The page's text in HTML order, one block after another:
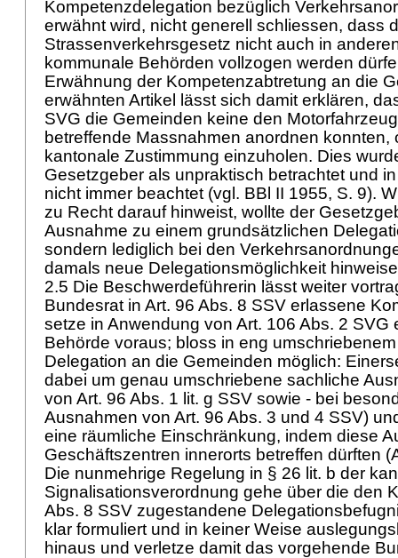
Kompetenzdelegation bezüglich
erwähnt wird, nicht generell schliessen, dass
Strassenverkehrsgesetz nicht auch in
kommunale Behörden vollzogen werden
Erwähnung der Kompetenzabtretung an die
erwähnten Artikel lässt sich damit erklären,
SVG die Gemeinden keine den
betreffende Massnahmen anordnen konnten,
kantonale Zustimmung einzuholen. Dies
Gesetzgeber als unpraktisch betrachtet und
nicht immer beachtet (vgl. BBl II 1955, S. 9).
zu Recht darauf hinweist, wollte der
Ausnahme zu einem grundsätzlichen
sondern lediglich bei den
damals neue Delegationsmöglichkeit
2.5 Die Beschwerdeführerin lässt weiter
Bundesrat in Art. 96 Abs. 8 SSV erlassene
setze in Anwendung von Art. 106 Abs. 2 SVG
Behörde voraus; bloss in eng
Delegation an die Gemeinden möglich:
dabei um genau umschriebene sachliche
von Art. 96 Abs. 1 lit. g SSV sowie - bei
Ausnahmen von Art. 96 Abs. 3 und 4 SSV)
eine räumliche Einschränkung, indem diese
Geschäftszentren innerorts betreffen dürften (
Die nunmehrige Regelung in § 26 lit. b der
Signalisationsverordnung gehe über die den
Abs. 8 SSV zugestandene
klar formuliert und in keiner Weise
hinaus und verletze damit das vorgehende